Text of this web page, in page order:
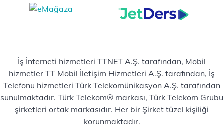
İş İnterneti hizmetleri TTNET A.Ş. tarafından, Mobil
hizmetler TT Mobil İletişim Hizmetleri A.Ş. tarafından, İş
Telefonu hizmetleri Türk Telekomünikasyon A.Ş. tarafından
sunulmaktadır. Türk Telekom® markası, Türk Telekom Grubu
şirketleri ortak markasıdır. Her bir Şirket tüzel kişiliği
korunmaktadır.